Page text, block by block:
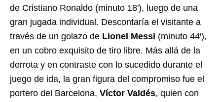
de Cristiano Ronaldo (minuto 18′), luego de una
gran jugada individual. Descontaría el visitante a
través de un golazo de Lionel Messi (minuto 44′),
en un cobro exquisito de tiro libre. Más allá de la
derrota y en contraste con lo sucedido durante el
juego de ida, la gran figura del compromiso fue el
portero del Barcelona, Víctor Valdés, quien con